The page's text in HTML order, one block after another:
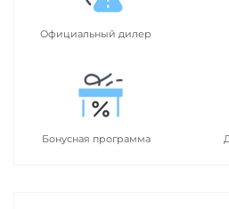
Официальный дилер
Бонусная программа